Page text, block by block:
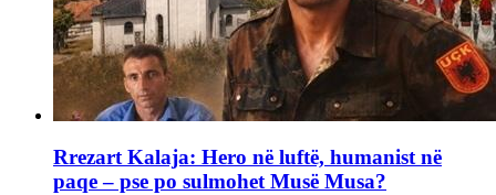
Rrezart Kalaja: Hero në luftë, humanist në
paqe – pse po sulmohet Musë Musa?